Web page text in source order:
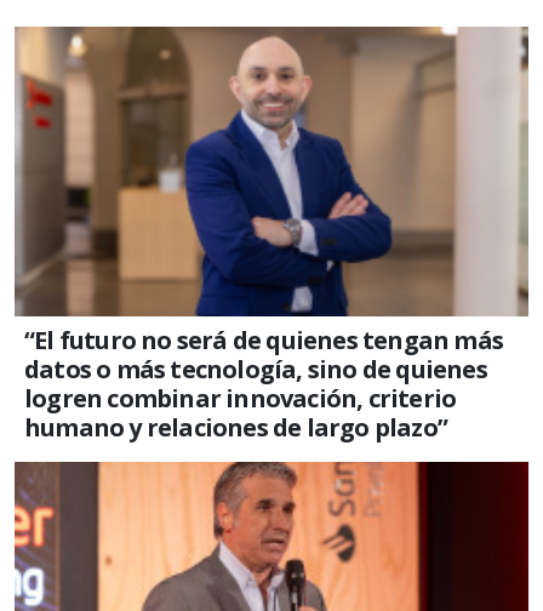
“El futuro no será de quienes tengan más
datos o más tecnología, sino de quienes
logren combinar innovación, criterio
humano y relaciones de largo plazo”